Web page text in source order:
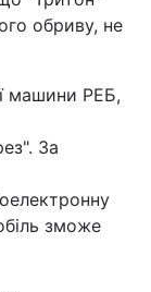
обриву, не
машини РЕБ,
За
зможе